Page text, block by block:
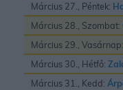
Március 27., Péntek:
Március 28., Szombat:
Március 29., Vasárnap:
Március 30., Hétfő:
Március 31., Kedd: